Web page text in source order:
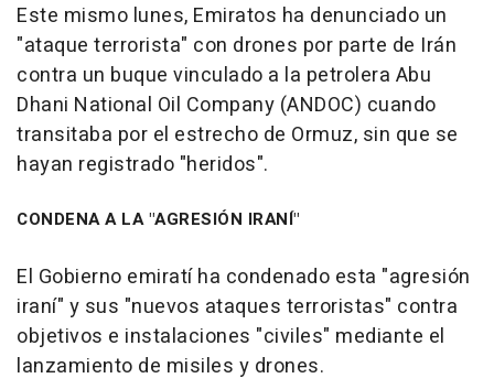
Este mismo lunes, Emiratos ha denunciado un
"ataque terrorista" con drones por parte de Irán
contra un buque vinculado a la petrolera Abu
Dhani National Oil Company (ANDOC) cuando
transitaba por el estrecho de Ormuz, sin que se
hayan registrado "heridos".
CONDENA A LA "AGRESIÓN IRANÍ"
El Gobierno emiratí ha condenado esta "agresión
iraní" y sus "nuevos ataques terroristas" contra
objetivos e instalaciones "civiles" mediante el
lanzamiento de misiles y drones.